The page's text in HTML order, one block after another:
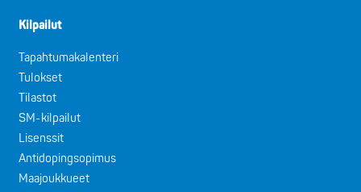
Kilpailut
Tapahtumakalenteri
Tulokset
Tilastot
SM-kilpailut
Lisenssit
Antidopingsopimus
Maajoukkueet